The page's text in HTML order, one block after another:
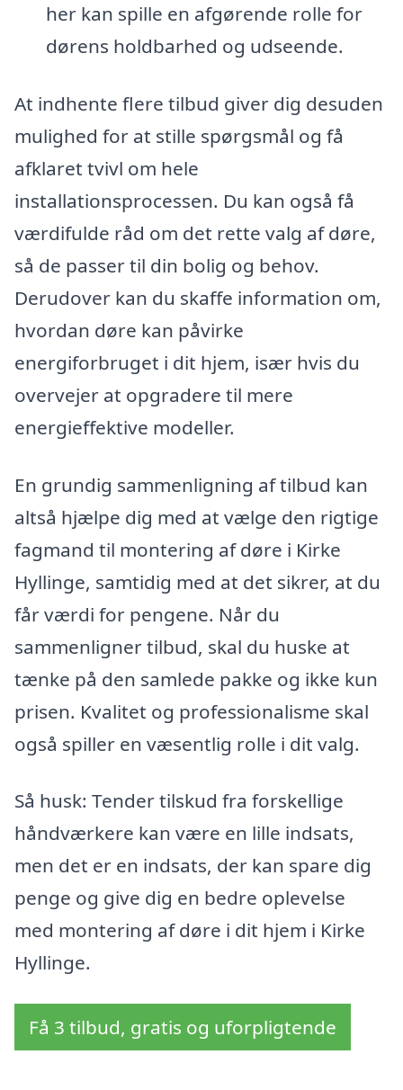
her kan spille en afgørende rolle for
dørens holdbarhed og udseende.
At indhente flere tilbud giver dig desuden
mulighed for at stille spørgsmål og få
afklaret tvivl om hele
installationsprocessen. Du kan også få
værdifulde råd om det rette valg af døre,
så de passer til din bolig og behov.
Derudover kan du skaffe information om,
hvordan døre kan påvirke
energiforbruget i dit hjem, især hvis du
overvejer at opgradere til mere
energieffektive modeller.
En grundig sammenligning af tilbud kan
altså hjælpe dig med at vælge den rigtige
fagmand til montering af døre i Kirke
Hyllinge, samtidig med at det sikrer, at du
får værdi for pengene. Når du
sammenligner tilbud, skal du huske at
tænke på den samlede pakke og ikke kun
prisen. Kvalitet og professionalisme skal
også spiller en væsentlig rolle i dit valg.
Så husk: Tender tilskud fra forskellige
håndværkere kan være en lille indsats,
men det er en indsats, der kan spare dig
penge og give dig en bedre oplevelse
med montering af døre i dit hjem i Kirke
Hyllinge.
Få 3 tilbud, gratis og uforpligtende